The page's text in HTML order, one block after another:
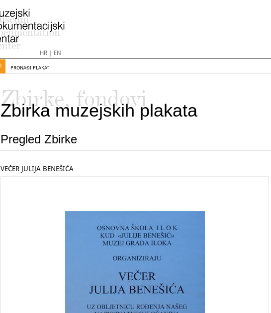
HR| EN
PRONAĐI PLAKAT
Zbirke, fondovi
Zbirka muzejskih plakata
Pregled Zbirke
VEČER JULIJA BENEŠIĆA